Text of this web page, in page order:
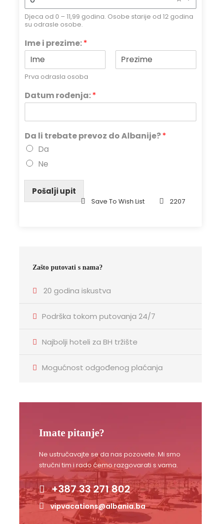
Djeca od 0 – 11,99 godina. Osobe starije od 12 godina
su odrasle osobe.
Ime i prezime:*
Prva odrasla osoba
Datum rođenja:*
Da li trebate prevoz do Albanije?*
Da
Ne
Pošalji upit
Save To Wish List 2207
Zašto putovati s nama?
20 godina iskustva
Podrška tokom putovanja 24/7
Najbolji hoteli za BH tržište
Mogućnost odgođenog plaćanja
Imate pitanje?
Ne ustručavajte se da nas pozovete. Mi smo
stručni tim i rado ćemo razgovarati s vama.
+387 33 271 802
vipvacations@albania.ba